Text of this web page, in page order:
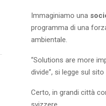
Immaginiamo una
programma di una
ambientale.
“Solutions are more
divide”, si legge sul sito
Certo, in grandi città